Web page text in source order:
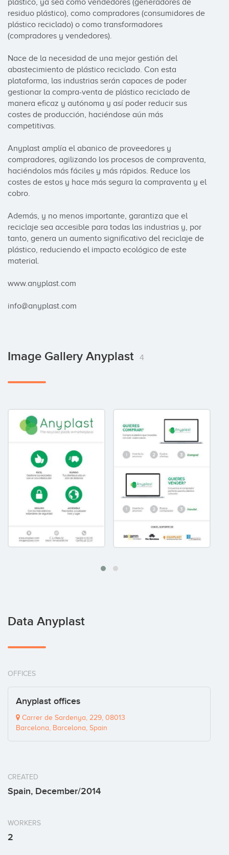
plástico, ya sea como vendedores (generadores de
residuo plástico), como compradores (consumidores de
plástico reciclado) o como transformadores
(compradores y vendedores).
Nace de la necesidad de una mejor gestión del
abastecimiento de plástico reciclado. Con esta
plataforma, las industrias serán capaces de poder
gestionar la compra-venta de plástico reciclado de
manera eficaz y autónoma y así poder reducir sus
costes de producción, haciéndose aún más
competitivas.
Anyplast amplía el abanico de proveedores y
compradores, agilizando los procesos de compraventa,
haciéndolos más fáciles y más rápidos. Reduce los
costes de estos y hace más segura la compraventa y el
cobro.
Además, y no menos importante, garantiza que el
reciclaje sea accesible para todas las industrias y, por
tanto, genera un aumento significativo del reciclaje de
plástico, reduciendo el impacto ecológico de este
material.
www.anyplast.com
info@anyplast.com
Image Gallery Anyplast 4
Data Anyplast
OFFICES
Anyplast offices
Carrer de Sardenya, 229, 08013
Barcelona, Barcelona, Spain
CREATED
Spain, December/2014
WORKERS
2